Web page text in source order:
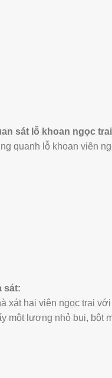
sát lỗ khoan ngọc
quanh lỗ khoan viên
sát:
xát hai viên ngọc trai
một lượng nhỏ bụi, bột